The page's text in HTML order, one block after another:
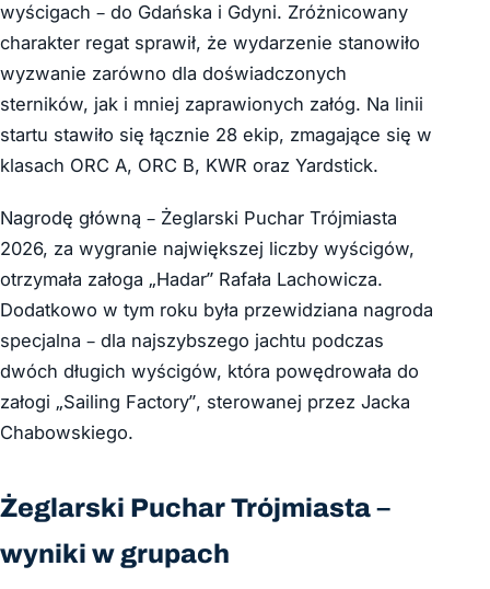
wyścigach – do Gdańska i Gdyni. Zróżnicowany
charakter regat sprawił, że wydarzenie stanowiło
wyzwanie zarówno dla doświadczonych
sterników, jak i mniej zaprawionych załóg. Na linii
startu stawiło się łącznie 28 ekip, zmagające się w
klasach ORC A, ORC B, KWR oraz Yardstick.
Nagrodę główną – Żeglarski Puchar Trójmiasta
2026, za wygranie największej liczby wyścigów,
otrzymała załoga „Hadar” Rafała Lachowicza.
Dodatkowo w tym roku była przewidziana nagroda
specjalna – dla najszybszego jachtu podczas
dwóch długich wyścigów, która powędrowała do
załogi „Sailing Factory”, sterowanej przez Jacka
Chabowskiego.
Żeglarski Puchar Trójmiasta –
wyniki w grupach